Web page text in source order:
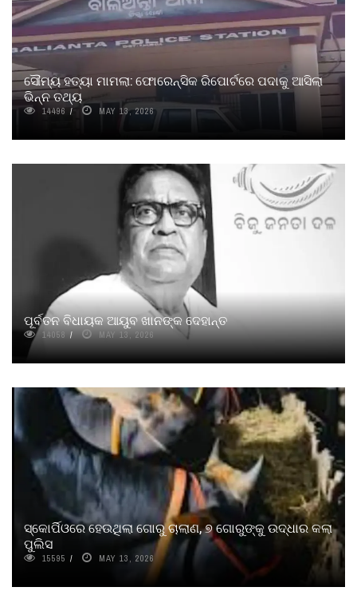
ସୌମ୍ୟ ହତ୍ୟା ମାମଲା: ଫୋରେନ୍‌ସିକ ରିପୋର୍ଟରେ ପଦାକୁ ଆସିଲା
ଭିନ୍ନ ତଥ୍ୟ
14496 MAY 13, 2026
ପୂର୍ବତନ ବିଧାୟକ ଆୟୁବ ଖାନଙ୍କ ଦେହାନ୍ତ
14058 MAY 13, 2026
ସ୍କୋର୍ପିଓରେ ହେଉଥିଲା ଗୋରୁ ଚାଲାଣ, ୭ ଗୋରୁଙ୍କୁ ଉଦ୍ଧାର କଲା
ପୁଲିସ
15595 MAY 13, 2026